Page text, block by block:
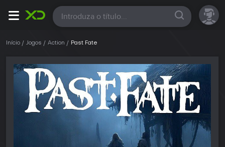
Todas
Início Jogos Action Past Fate